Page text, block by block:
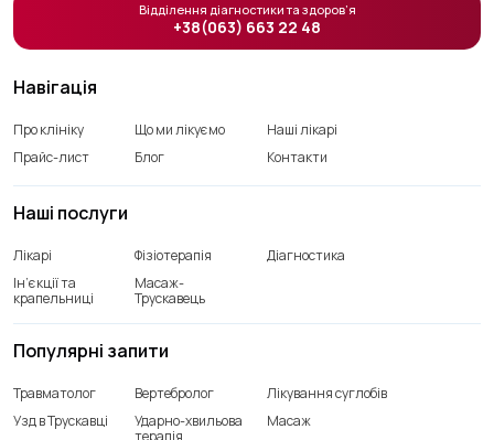
Навігація
Про клініку Що ми лікуємо
Наші лікарі
Прайс-лист
Блог Контакти
Наші послуги
Лікарі Фізіотерапія
Діагностика
Ін’єкції та
крапельниці
Масаж-
Трускавець
Популярні запити
Травматолог Вертебролог
Лікування суглобів
Узд в Трускавці
Ударно-хвильова
Масаж
Відділення діагностики та здоров’я
+38(063) 663 22 48